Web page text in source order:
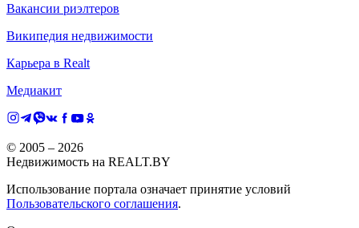
Вакансии риэлтеров
Википедия недвижимости
Карьера в Realt
Медиакит
© 2005 – 2026
Недвижимость на REALT.BY
Использование портала означает принятие условий
Пользовательского соглашения.